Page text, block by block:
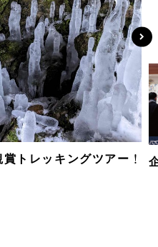
トレッキングツアー！